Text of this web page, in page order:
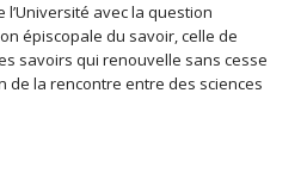
avec la question
épiscopale du savoir, celle de
savoirs qui renouvelle sans cesse
de la rencontre entre des sciences